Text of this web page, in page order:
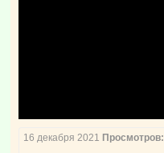
16 декабря 2021 Просмотров: